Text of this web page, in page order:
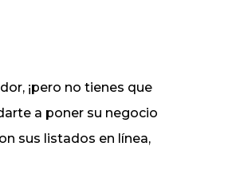
¡pero no tienes que
a poner su negocio
sus listados en línea,